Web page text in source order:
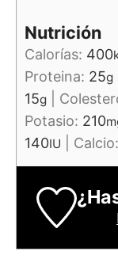
Nutrición
Calorías: 400
Proteina: 25g
15g
Potasio: 210
140IU Calcio: